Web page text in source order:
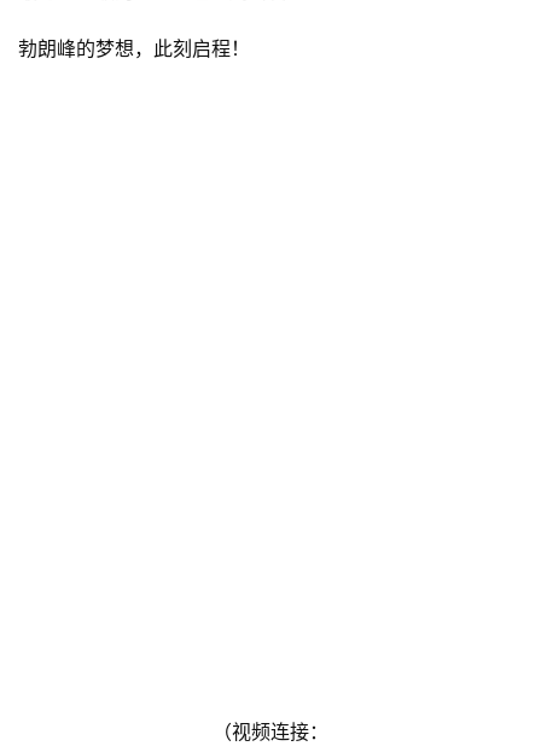
勃朗峰的梦想，此刻启程！
（视频连接：